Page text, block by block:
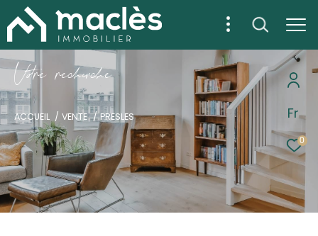
Fr
0
Vore recece
ACCUEIL VENTE PRESLES